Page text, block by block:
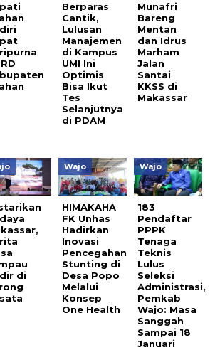
Berparas
Cantik,
Lulusan
Manajemen
di Kampus
UMI Ini
Optimis
Bisa Ikut
Tes
Selanjutnya
di PDAM
Munafri
Bareng
Mentan
dan Idrus
Marham
Jalan
Santai
KKSS di
Makassar
di
Wajo
HIMAKAHA
FK Unhas
Hadirkan
Inovasi
Pencegahan
Stunting di
Desa Popo
Melalui
Konsep
One Health
Wajo
183
Pendaftar
PPPK
Tenaga
Teknis
Lulus
Seleksi
Administrasi,
Pemkab
Wajo: Masa
Sanggah
Sampai 18
Januari